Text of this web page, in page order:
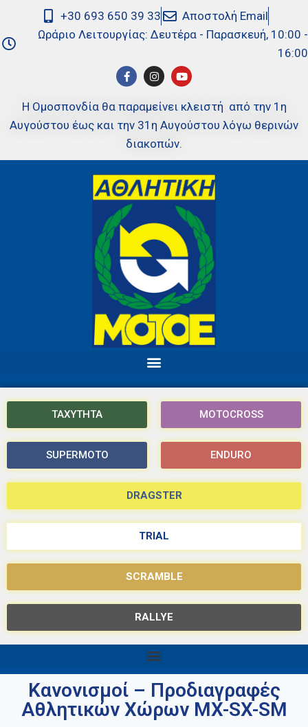
+30 693 650 39 33
Αποστολή Email
Ωράριο Λειτουργίας: Δευτέρα - Παρασκευή, 10:00 -
16:00
Η Ομοσπονδία θα παραμείνει κλειστή από την 1η
Αυγούστου έως και την 31η Αυγούστου λόγω θερινών
διακοπών.
ΤΑΧΥΤΗΤΑ MOTOCROSS
SUPERMOTO ENDURO
DRAGSTER
TRIAL
SCRAMBLE
RALLYE
Κανονισμοί – Προδιαγραφές
Αθλητικών Χώρων MX-SX-SM